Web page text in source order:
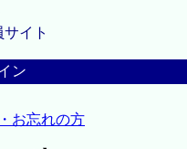
イト
ン
お忘れの方